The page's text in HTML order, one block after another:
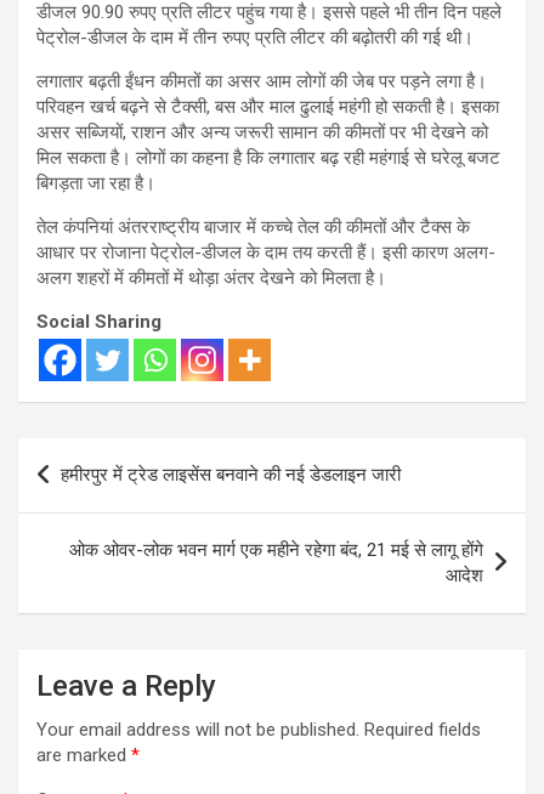
डीजल 90.90 रुपए प्रति लीटर पहुंच गया है। इससे पहले भी तीन दिन पहले
पेट्रोल-डीजल के दाम में तीन रुपए प्रति लीटर की बढ़ोतरी की गई थी।
लगातार बढ़ती ईंधन कीमतों का असर आम लोगों की जेब पर पड़ने लगा है।
परिवहन खर्च बढ़ने से टैक्सी, बस और माल ढुलाई महंगी हो सकती है। इसका
असर सब्जियों, राशन और अन्य जरूरी सामान की कीमतों पर भी देखने को
मिल सकता है। लोगों का कहना है कि लगातार बढ़ रही महंगाई से घरेलू बजट
बिगड़ता जा रहा है।
तेल कंपनियां अंतरराष्ट्रीय बाजार में कच्चे तेल की कीमतों और टैक्स के
आधार पर रोजाना पेट्रोल-डीजल के दाम तय करती हैं। इसी कारण अलग-
अलग शहरों में कीमतों में थोड़ा अंतर देखने को मिलता है।
Social Sharing
Post
navigation
हमीरपुर में ट्रेड लाइसेंस बनवाने की नई डेडलाइन जारी
ओक ओवर-लोक भवन मार्ग एक महीने रहेगा बंद, 21 मई से लागू होंगे
आदेश
Leave a Reply
Your email address will not be published. Required fields
are marked *